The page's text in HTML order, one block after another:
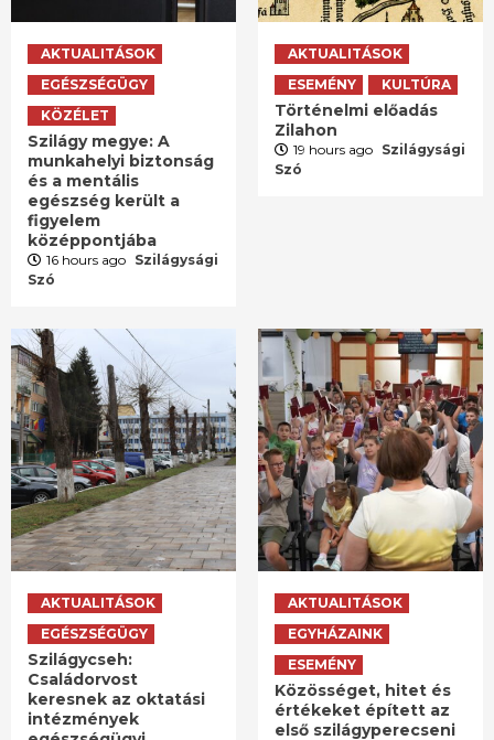
AKTUALITÁSOK
EGÉSZSÉGÜGY
KÖZÉLET
Szilágy megye: A
munkahelyi biztonság
és a mentális
egészség került a
figyelem
középpontjába
16 hours ago Szilágysági
Szó
AKTUALITÁSOK
ESEMÉNY
KULTÚRA
Történelmi előadás
Zilahon
19 hours ago Szilágysági
Szó
AKTUALITÁSOK
EGÉSZSÉGÜGY
Szilágycseh:
Családorvost
keresnek az oktatási
intézmények
AKTUALITÁSOK
EGYHÁZAINK
ESEMÉNY
Közösséget, hitet és
értékeket épített az
első szilágyperecseni